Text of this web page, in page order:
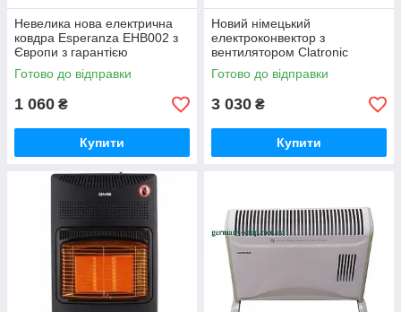
Невелика нова електрична
ковдра Esperanza EHB002 з
Європи з гарантією
Готово до відправки
1 060 ₴
Купити
Новий німецький
електроконвектор з
вентилятором Clatronic
KH3433 з Німеччини з
гарантією
Готово до відправки
3 030 ₴
Купити